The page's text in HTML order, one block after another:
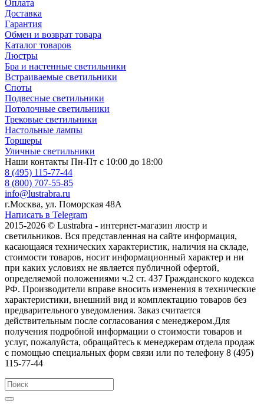
Оплата
Доставка
Гарантия
Обмен и возврат товара
Каталог товаров
Люстры
Бра и настенные светильники
Встраиваемые светильники
Споты
Подвесные светильники
Потолочные светильники
Трековые светильники
Настольные лампы
Торшеры
Уличные светильники
Наши контакты Пн-Пт с 10:00 до 18:00
8 (495) 115-77-44
8 (800) 707-55-85
info@lustrabra.ru
г.Москва, ул. Поморская 48А
Написать в Telegram
2015-2026 © Lustrabra - интернет-магазин люстр и
светильников. Вся представленная на сайте информация,
касающаяся технических характеристик, наличия на складе,
стоимости товаров, носит информационный характер и ни
при каких условиях не является публичной офертой,
определяемой положениями ч.2 ст. 437 Гражданского кодекса
РФ. Производители вправе вносить изменения в технические
характеристики, внешний вид и комплектацию товаров без
предварительного уведомления. Заказ считается
действительным после согласования с менеджером.Для
получения подробной информации о стоимости товаров и
услуг, пожалуйста, обращайтесь к менеджерам отдела продаж
с помощью специальных форм связи или по телефону 8 (495)
115-77-44